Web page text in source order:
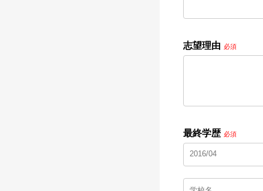
志望理由 必須
最終学歴 必須